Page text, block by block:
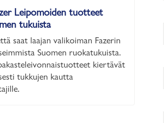
Leipomoiden tuotteet
tukuista
saat laajan valikoiman Fazerin
Suomen ruokatukuista.
kiertävät
tukkujen kautta